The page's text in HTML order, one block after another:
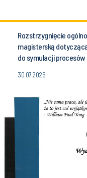
Rozstrzygnięcie
magisterską
do symulacji
30.07.2026